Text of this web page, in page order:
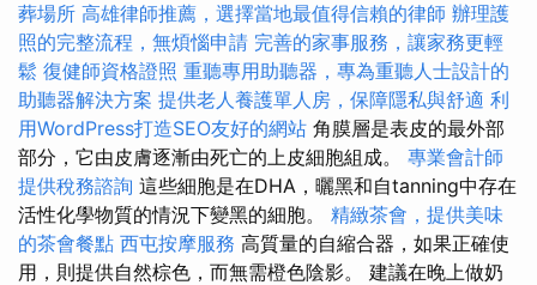
葬場所 高雄律師推薦，選擇當地最值得信賴的律師 辦理護
照的完整流程，無煩惱申請 完善的家事服務，讓家務更輕
鬆 復健師資格證照 重聽專用助聽器，專為重聽人士設計的
助聽器解決方案 提供老人養護單人房，保障隱私與舒適 利
用WordPress打造SEO友好的網站 角膜層是表皮的最外部
部分，它由皮膚逐漸由死亡的上皮細胞組成。 專業會計師
提供稅務諮詢 這些細胞是在DHA，曬黑和自tanning中存在
活性化學物質的情況下變黑的細胞。 精緻茶會，提供美味
的茶會餐點 西屯按摩服務 高質量的自縮合器，如果正確使
用，則提供自然棕色，而無需橙色陰影。 建議在晚上做奶